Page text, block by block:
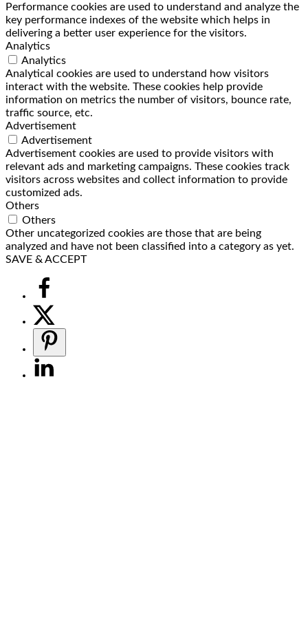
Performance cookies are used to understand and analyze the
key performance indexes of the website which helps in
delivering a better user experience for the visitors.
Analytics
Analytics
Analytical cookies are used to understand how visitors
interact with the website. These cookies help provide
information on metrics the number of visitors, bounce rate,
traffic source, etc.
Advertisement
Advertisement
Advertisement cookies are used to provide visitors with
relevant ads and marketing campaigns. These cookies track
visitors across websites and collect information to provide
customized ads.
Others
Others
Other uncategorized cookies are those that are being
analyzed and have not been classified into a category as yet.
SAVE & ACCEPT